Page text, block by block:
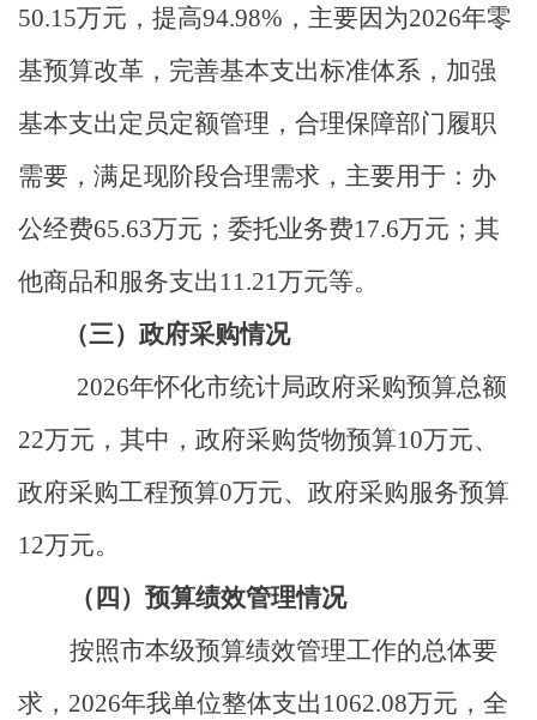
50.15万元，提高94.98% ，主要因为2026年零
基预算改革，完善基本支出标准体系，加强
基本支出定员定额管理，合理保障部门履职
需要，满足现阶段合理需求，主要用于：办
公经费65.63万元；委托业务费17.6万元；其
他商品和服务支出 11.21万元等。
（三）政府采购情况
2026年怀化市统计局政府采购预算总额
22万元，其中，政府采购货物预算10万元、
政府采购工程预算0万元、政府采购服务预算
12万元。
（四）预算绩效管理情况
按照市本级预算绩效管理工作的总体要
求， 2026年我单位整体支出 1062.08万元，全